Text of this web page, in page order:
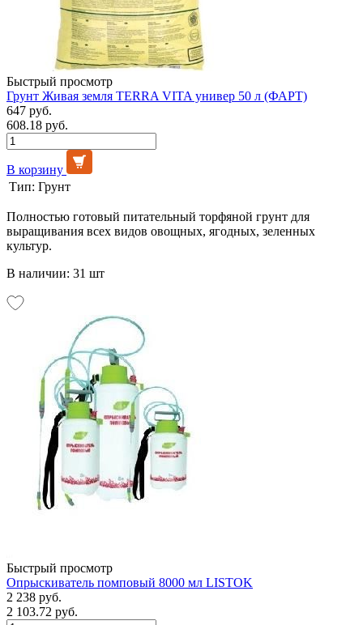
Быстрый просмотр
Грунт Живая земля TERRA VITA универ 50 л (ФАРТ)
647 руб.
608.18 руб.
В корзину
Тип: Грунт
Полностью готовый питательный торфяной грунт для
выращивания всех видов овощных, ягодных, зеленных
культур.
В наличии: 31 шт
Быстрый просмотр
Опрыскиватель помповый 8000 мл LISTOK
2 238 руб.
2 103.72 руб.